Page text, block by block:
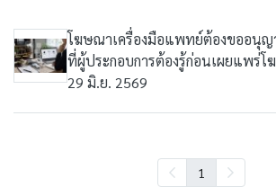
โฆษณาเครื่องมือแพทย์ต้องขออนุญ
ที่ผู้ประกอบการต้องรู้ก่อนเผยแพร่โ
29 มิ.ย. 2569
1